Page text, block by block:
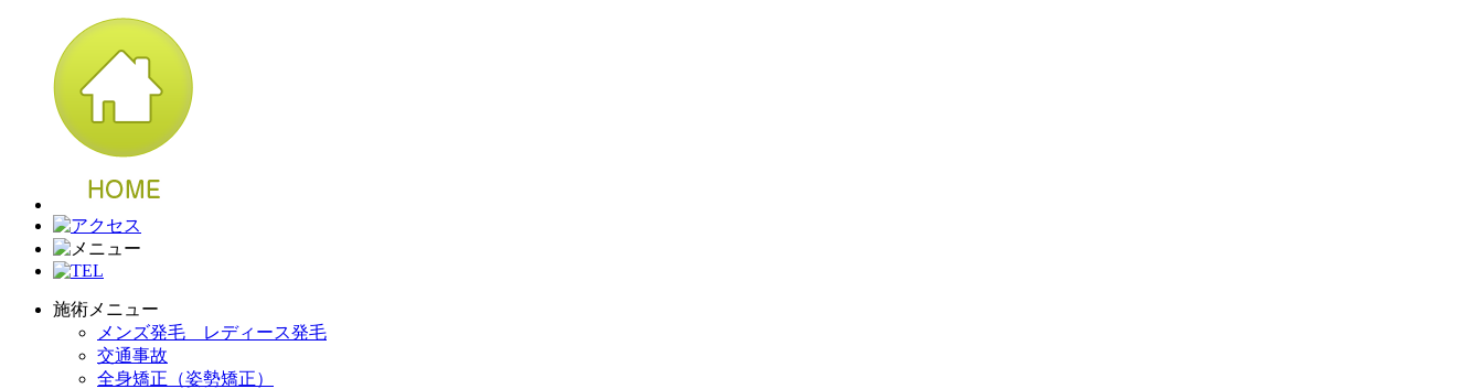
施術メニュー
メンズ発毛 レディース発毛
交通事故
全身矯正（姿勢矯正）